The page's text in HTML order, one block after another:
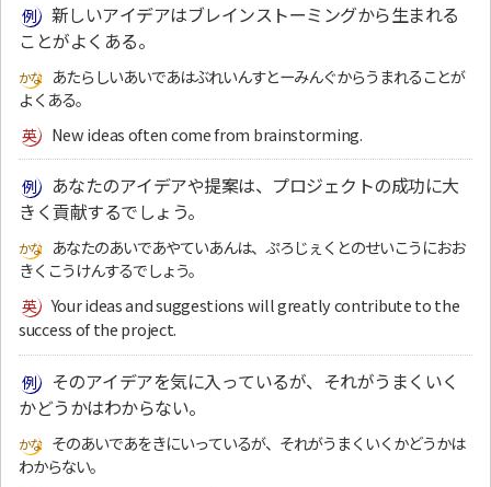
新しいアイデアはブレインストーミングから生まれる
ことがよくある。
あたらしいあいであはぶれいんすとーみんぐからうまれることが
よくある。
New ideas often come from brainstorming.
あなたのアイデアや提案は、プロジェクトの成功に大
きく貢献するでしょう。
あなたのあいであやていあんは、ぷろじぇくとのせいこうにおお
きくこうけんするでしょう。
Your ideas and suggestions will greatly contribute to the
success of the project.
そのアイデアを気に入っているが、それがうまくいく
かどうかはわからない。
そのあいであをきにいっているが、それがうまくいくかどうかは
わからない。